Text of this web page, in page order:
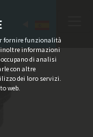
fornire funzionalità
inoltre informazioni
di analisi
con altre
dei loro servizi.
web.